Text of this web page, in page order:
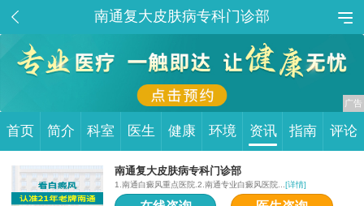
南通复大皮肤病专科门诊部
首页 简介 科室 医生 健康 环境 资讯 指南 评论
南通复大皮肤病专科门诊部
1.南通白癜风重点医院.2.南通专业白癜风医院... [详情]